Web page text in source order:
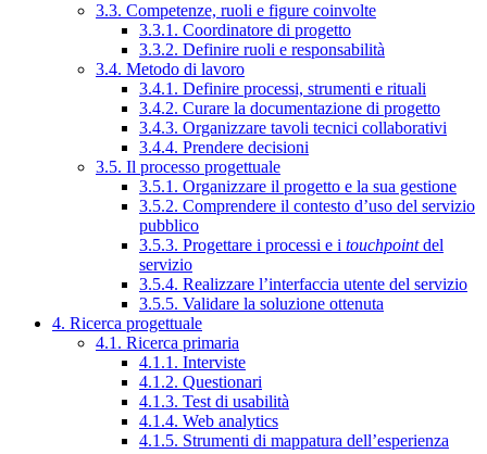
3.3. Competenze, ruoli e figure coinvolte
3.3.1. Coordinatore di progetto
3.3.2. Definire ruoli e responsabilità
3.4. Metodo di lavoro
3.4.1. Definire processi, strumenti e rituali
3.4.2. Curare la documentazione di progetto
3.4.3. Organizzare tavoli tecnici collaborativi
3.4.4. Prendere decisioni
3.5. Il processo progettuale
3.5.1. Organizzare il progetto e la sua gestione
3.5.2. Comprendere il contesto d’uso del servizio
pubblico
3.5.3. Progettare i processi e i touchpointdel
servizio
3.5.4. Realizzare l’interfaccia utente del servizio
3.5.5. Validare la soluzione ottenuta
4. Ricerca progettuale
4.1. Ricerca primaria
4.1.1. Interviste
4.1.2. Questionari
4.1.3. Test di usabilità
4.1.4. Web analytics
4.1.5. Strumenti di mappatura dell’esperienza